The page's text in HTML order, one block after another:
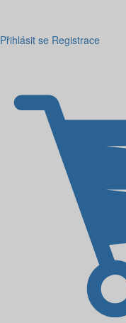
Přihlásit se Registrace